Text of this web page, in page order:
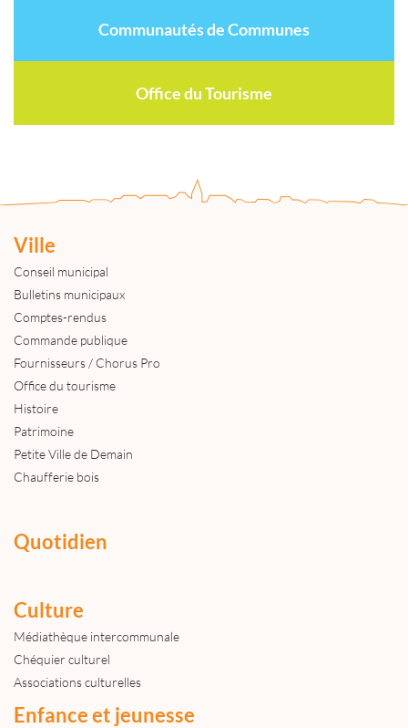
Communautés de Communes
Office du Tourisme
Ville
Conseil municipal
Bulletins municipaux
Comptes-rendus
Commande publique
Fournisseurs / Chorus Pro
Office du tourisme
Histoire
Patrimoine
Petite Ville de Demain
Chaufferie bois
Quotidien
Culture
Médiathèque intercommunale
Chéquier culturel
Associations culturelles
Enfance et jeunesse